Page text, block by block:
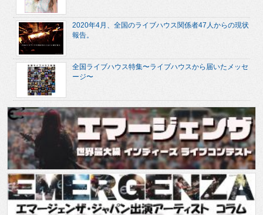
2020年4月、全国のライブハウス関係者47人からの現状
報告。
全国ライブハウス特集〜ライブハウスから届いたメッセ
ージ〜